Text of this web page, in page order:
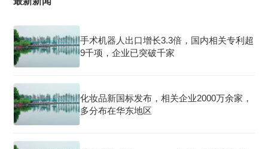
手术机器人出口增长3.3倍，国内相关专利超
9千项，企业已突破千家
化妆品新国标发布，相关企业2000万余家，
多分布在华东地区